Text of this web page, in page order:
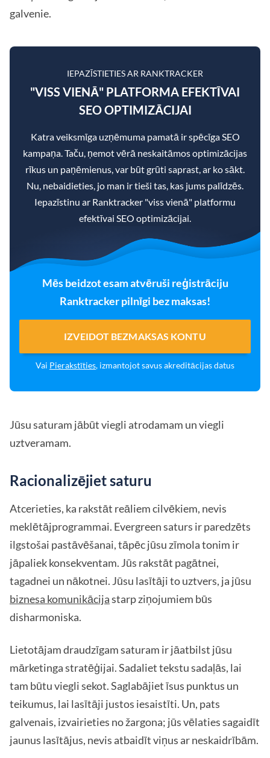
galvenie.
IEPAZĪSTIETIES AR RANKTRACKER
"VISS VIENĀ" PLATFORMA EFEKTĪVAI
SEO OPTIMIZĀCIJAI
Katra veiksmīga uzņēmuma pamatā ir spēcīga SEO
kampaņa. Taču, ņemot vērā neskaitāmos optimizācijas
rīkus un paņēmienus, var būt grūti saprast, ar ko sākt.
Nu, nebaidieties, jo man ir tieši tas, kas jums palīdzēs.
Iepazīstinu ar Ranktracker "viss vienā" platformu
efektīvai SEO optimizācijai.
Mēs beidzot esam atvēruši reģistrāciju
Ranktracker pilnīgi bez maksas!
IZVEIDOT BEZMAKSAS KONTU
Vai Pierakstīties, izmantojot savus akreditācijas datus
Jūsu saturam jābūt viegli atrodamam un viegli
uztveramam.
Racionalizējiet saturu
Atcerieties, ka rakstāt reāliem cilvēkiem, nevis
meklētājprogrammai. Evergreen saturs ir paredzēts
ilgstošai pastāvēšanai, tāpēc jūsu zīmola tonim ir
jāpaliek konsekventam. Jūs rakstāt pagātnei,
tagadnei un nākotnei. Jūsu lasītāji to uztvers, ja jūsu
biznesa komunikācijastarp ziņojumiem būs
disharmoniska.
Lietotājam draudzīgam saturam ir jāatbilst jūsu
mārketinga stratēģijai. Sadaliet tekstu sadaļās, lai
tam būtu viegli sekot. Saglabājiet īsus punktus un
teikumus, lai lasītāji justos iesaistīti. Un, pats
galvenais, izvairieties no žargona; jūs vēlaties sagaidīt
jaunus lasītājus, nevis atbaidīt viņus ar neskaidrībām.